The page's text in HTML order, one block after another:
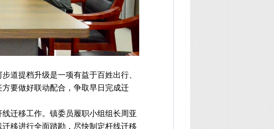
道提档升级是一项有益于百姓出行、
要做好联动配合，争取早日完成迁
迁移工作。镇委员履职小组组长周亚
移进行全面踏勘，尽快制定杆线迁移